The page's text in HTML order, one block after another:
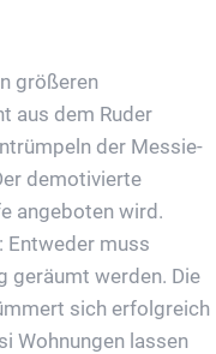
größeren
aus dem Ruder
der Messie-
demotivierte
angeboten wird.
Entweder muss
geräumt werden. Die
sich erfolgreich
Wohnungen lassen